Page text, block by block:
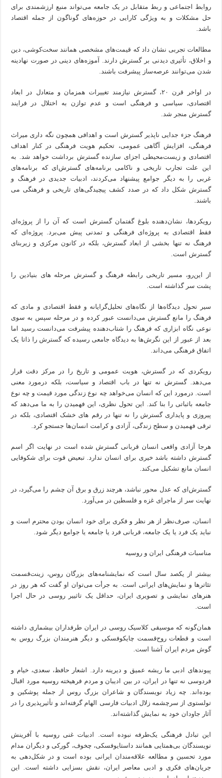
روابط اجتماعی و ربط متقابل در یک جامعه می‌تواند منبع ارزشمندی برای
حل مشکلات و به ویژگی کارایی در حوزه‌های گوناگون از جمله اقتصاد
باشد.
مطالعات تجربی نشان داد که قیمت‌های مشخصی همانند سخت‌کوشی، دین
و اخلاق، تأثیری دیدنی بر گسترش دارند. آموزه‌های دینی در صورت نهادینه
شدن می‌توانند عرصه‌ساز پیشرفت باشند.
در اواخر قرن ۲۰، گسترش نیازمند تغییرات همزمان و متعادل در ابعاد
اقتصادی‌، سیاسی و فرهنگی است و عدم توازن به اختلال در فرایند
گسترش منجر شد.
فرهنگ جزء جدایی ناپذیر گسترش است و اهدافی همچون نگه داری میراث
فرهنگی، افزایش آگاهی عمومی، تحکیم هویت فرهنگی در کنار اهداف
اقتصادی و زیست‌محیطی اجزای سازنده گسترش برداشت خواهد شد. به
این علت تجارب تاریخی و ناکامی برنامه‌های گسترش‌ای که برنامه‌های
غربی را به دیگر جوامع پیشنهاد می‌کردند، ادبیات جدیدی در فرهنگ و
گسترش شکل داد که در صدد کشف پیچیدگی‌های تاریخی و فرهنگی می
باشند.
رویکردها، نشان‌دهنده بلوغ گفتمان گسترش است که آن را از پروژه‌ای
فقط اقتصادی به پروژه‌ای فرهنگی و تمدنی پیش می‌برد. پروژه‌ای که
فرهنگ نه تنها بخشی از ابعاد گسترش، بلکه در کانون مرکزی و زیربنای
گسترش است.
از این‌رو، مسیر تاریخی رابطه فرهنگ و گسترش مرحله های بنیادین را
پشت سر گذاشته است.
سیر تحول دیدگاه‌ها از نگاه‌های تحلیل‌گرایانه و فقط اقتصادی و مادی که
فرهنگ را مانع گسترش می‌دانست عبور کرده و در مرحله سپس به سوی
نوعی نگاه ابزاری که فرهنگ را شتاب‌دهنده پیشرفت می‌دانست رسید اما
بعد از عبور از این نگرش‌ها به دیدگاه جامعی رسیده که گسترش را ذاتا یک
اتفاق فرهنگی می‌داند.
رویکردی که در گسترش، هویت عمومی و تاریخ را در مرکز دقت قرار
می‌دهد. گسترش نه تنها در باب اقتصاد و سیاست، بلکه درمورد معنی
است. درمورد این که انسان می‌خواهد چه نوع زندگی مورد قیمت و چه نوع
جامعه باثباتی را بنا کند. این تحول نظری، این فهمیدن را به ما می‌دهد که
پیروزی و پایداری گسترش را نه تنها در رقم های خشک اقتصادی،‌ بلکه در
ترقی فهمیدن و سطح زندگی، آزادی و کرامت انسان‌ها جستجو کرد.
هرجا آزادی واقعی انسان قربانی گسترش شده است در نهایت اگر اسم
گسترش داشته باشد خیری برای انسان ندارد. تبعیض قوت برای شکوفایی
انسان مانع تشکیل می‌کند.
گسترش‌ای که عدل محور نباشد، هرچند زرق و برق آن چشم را می‌گیرد،‌ در
نهایت سر از ماجرای غزه و فلسطین در می‌آورد.
انسان، صرف‌نظر از هر نظر و فکری برای خود انسان بودن محترم است و
نباید یک فرد یا یک جامعه، قربانی فرد یا جامعه یا جوامع دیگر شود.
مناسبات فرهنگی ایران و روسیه
بیشتر از یکصد سال است که نمایشنامه‌های بزرگان روس، زینت‌قسمت
تئاترها و نمایش‌های ایرانی است. به جرأت می‌توان او گفت که هر روز در
هنرهای نمایشی و تصویری ایران، حداقل یک تاثییر روسی در حال اجرا
است.
همان‌گونه که موسیقی کلاسیک روسی در ایران طرفداران بیشماری داشته
است و قطعات روح‌قسمت چایکوفسکی و دیگر هنرمندان بزرگ روس به
گوش مردم ایران آشنا است.
پیوندهای ادبی ما ریشه عمیق و دیرینه دارد. اشعار حافظ، سعدی، خیام و
فردوسی نه تنها در ایران، در بین ادیبان و مردم فرهیخته روسیه مورد اقبال
بوده‌اند. چه زیاد نویسندگان و شاعران بزرگ روس از جمله پوشکین و
تولستوی از سرچشمه زلال ادبیات فارسی الهام گرفته‌اند و تأثیرپذیری را در
آثار جاودان خود به نمایش گذاشته‌اند.
این تبادل فرهنگی یک‌طرفه نبوده است. ادبیات غنی روسیه با آفرینش
نویسندگان بی‌همتایی همانند داستایوفسکی، چخوف، گورکی و دیگران مدام
مورد تحسین و مطالعه علاقه‌مندان ایرانی بوده است و در شکل‌دهی به
جریان‌های فکری و ادبی معاصر ایران،‌ نقش بسزایی داشته است. این